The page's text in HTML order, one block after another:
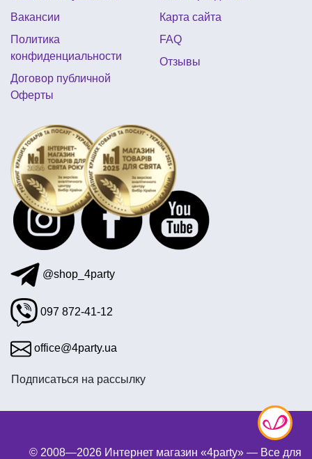
маска для хэллоуина
купить фату на девичник киев
оформление зала к выпускному вечеру
гавайская вечеринка одежда
оформление на девичник
новогодний грим для взрослых
Вакансии
Политика
конфиденциальности
Договор публичной
Оферты
Карта сайта
FAQ
Отзывы
@shop_4party
097 872-41-12
office@4party.ua
Подписаться на рассылку
© 2008—2026 Интернет магазин «4party» — Все для